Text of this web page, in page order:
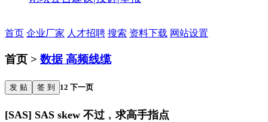
首页 企业厂家 人才招聘 搜索 资料下载 网站设置
首页 > 数据 高频线缆
发 贴 签 到 12 下一页
[SAS] SAS skew 不过﹐求高手指点